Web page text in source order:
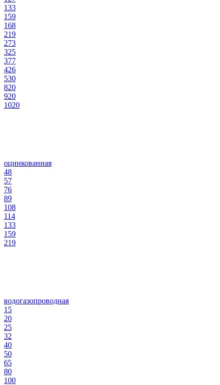
133
159
168
219
273
325
377
426
530
820
920
1020
оцинкованная
48
57
76
89
108
114
133
159
219
водогазопроводная
15
20
25
32
40
50
65
80
100